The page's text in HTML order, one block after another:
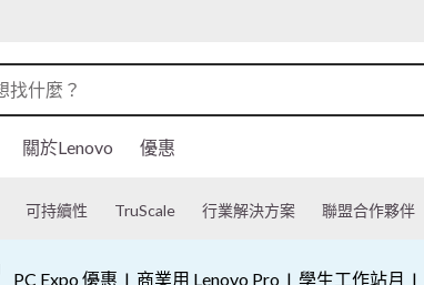
關於Lenovo 優惠
可持續性 TruScale 行業解決方案 聯盟合作夥伴
PC Expo 優惠 | 商業用 Lenovo Pro| 學生工作站月 |